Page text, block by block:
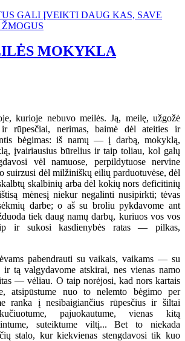
GALI ĮVEIKTI DAUG KAS, SAVE
MOKYKLA
kurioje nebuvo meilės. Ją, meilę, užgožė
ir rūpesčiai, nerimas, baimė dėl ateities ir
bėgimas: iš namų — į darbą, mokyklą,
įvairiausius būrelius ir taip toliau, kol galų
vėl namuose, perpildytuose nervine
suirzusi dėl milžiniškų eilių parduotuvėse, dėl
skalbinių arba dėl kokių nors deficitinių
mėnesį niekur negalinti nusipirkti; tėvas
darbe; o aš su broliu pykdavome ant
tiek daug namų darbų, kuriuos vos vos
ir sukosi kasdienybės ratas — pilkas,
pabendrauti su vaikais, vaikams — su
ir tą valgydavome atskirai, nes vienas namo
— vėliau. O taip norėjosi, kad nors kartais
atsipūstume nuo to nelemto bėgimo per
ranka į nesibaigiančius rūpesčius ir šiltai
pajuokautume, vienas kitą
suteiktume viltį... Bet to niekada
stalo, kur kiekvienas stengdavosi tik kuo